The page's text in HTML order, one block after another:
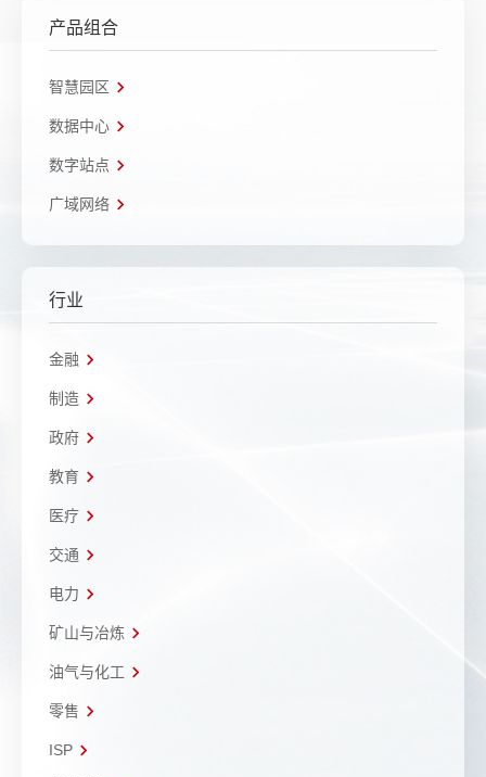
产品组合
智慧园区
数据中心
数字站点
广域网络
行业
金融
制造
政府
教育
医疗
交通
电力
矿山与冶炼
油气与化工
零售
ISP